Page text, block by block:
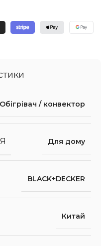
Обігрівач / конвектор
Для дому
BLACK+DECKER
Китай